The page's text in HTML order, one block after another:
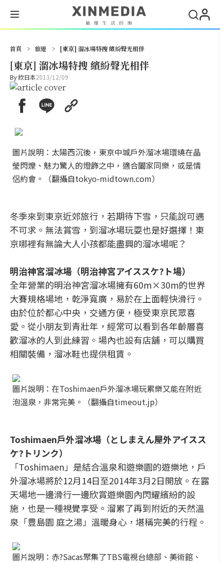
首頁 > 旅遊 > [東京] 溜冰場特搜 繽紛聲光相伴
[東京] 溜冰場特搜 繽紛聲光相伴
By欣日本2013/12/09
圖片說明：太陽西沉後，東京中城戶外溜冰場環繞在晶
瑩閃爍、魅力驚人的燈飾之中，適合闔家同樂，或是情
侶約會。（翻攝自tokyo-midtown.com）
冬季來到東京近郊旅行，若期待下雪，只能說可遇
不可求。無法賞雪，到溜冰場玩耍也是好選擇！東
京哪裡有無論大人小孩都能盡興的溜冰場呢？
明治神宮溜冰場（明治神宮アイススケ?ト場）
全年營業的明治神宮溜冰場擁有60m×30m的世界
大賽規格場地，乾淨寬廣，易於在上面輕快滑行。
由於位於都心中央，交通方便，極受東京民眾喜
愛。從小朋友到青壯年，經常可以看到各年齡層喜
歡溜冰的人到此練習。場內也設有店舖，可以購買
相關裝備，溜冰鞋也提供租賃。
圖片說明：在Toshimaen戶外溜冰場玩累樂又能在附近
泡溫泉，非常完美。（翻攝自timeout.jp）
Toshimaen戶外溜冰場（としまえん屋外アイスス
ケ?トリンク）
「Toshimaen」是結合溫泉和遊樂園的遊樂地，戶
外溜冰場將於12月14日至2014年3月2日開放。在露
天場地一邊滑行一邊欣賞遊樂園內閃耀繽紛的設
施，也是一種視覺享受。溜累了再到附近的天然溫
泉「豊島園 庭之湯」溫暖身心，堪稱完美的行程。
圖片說明：赤?Sacas聚集了TBS電視台總部、美術館、